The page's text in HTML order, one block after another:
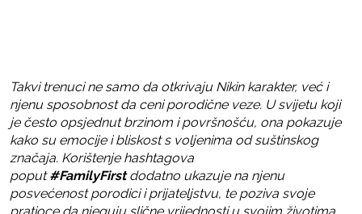
Takvi trenuci ne samo da otkrivaju Nikin karakter, već i
njenu sposobnost da ceni porodične veze. U svijetu koji
je često opsjednut brzinom i površnošću, ona pokazuje
kako su emocije i bliskost s voljenima od suštinskog
značaja. Korištenje hashtagova
poput#FamilyFirstdodatno ukazuje na njenu
posvećenost porodici i prijateljstvu, te poziva svoje